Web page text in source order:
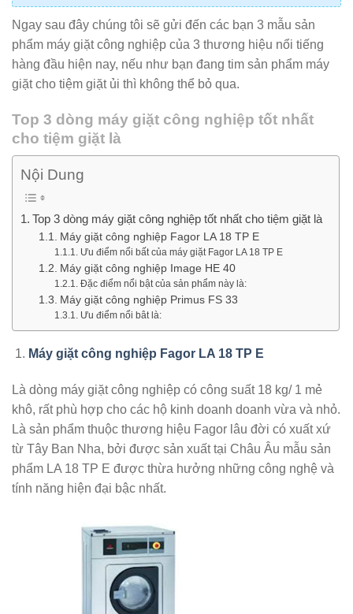
Ngay sau đây chúng tôi sẽ gửi đến các bạn 3 mẫu sản
phẩm máy giặt công nghiệp của 3 thương hiệu nổi tiếng
hàng đầu hiện nay, nếu như bạn đang tim sản phẩm máy
giặt cho tiệm giặt ủi thì không thể bỏ qua.
Top 3 dòng máy giặt công nghiệp tốt nhất
cho tiệm giặt là
Nội Dung
Top 3 dòng máy giặt công nghiệp tốt nhất cho tiệm giặt là
Máy giặt công nghiệp Fagor LA 18 TP E
Ưu điểm nổi bất của máy giặt Fagor LA 18 TP E
Máy giặt công nghiệp Image HE 40
Đặc điểm nổi bật của sản phẩm này là:
Máy giặt công nghiệp Primus FS 33
Ưu điểm nổi bât là:
Máy giặt công nghiệp Fagor LA 18 TP E
Là dòng máy giặt công nghiệp có công suất 18 kg/ 1 mẻ
khô, rất phù hợp cho các hộ kinh doanh doanh vừa và nhỏ.
Là sản phẩm thuộc thương hiệu Fagor lâu đời có xuất xứ
từ Tây Ban Nha, bởi được sản xuất tại Châu Âu mẫu sản
phẩm LA 18 TP E được thừa hưởng những công nghệ và
tính năng hiện đại bậc nhất.